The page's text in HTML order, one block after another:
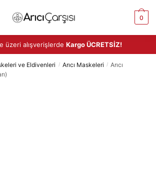
0
üzeri alışverişlerde Kargo ÜCRETSİZ!
ve Eldivenleri / Arıcı Maskeleri / Arıcı